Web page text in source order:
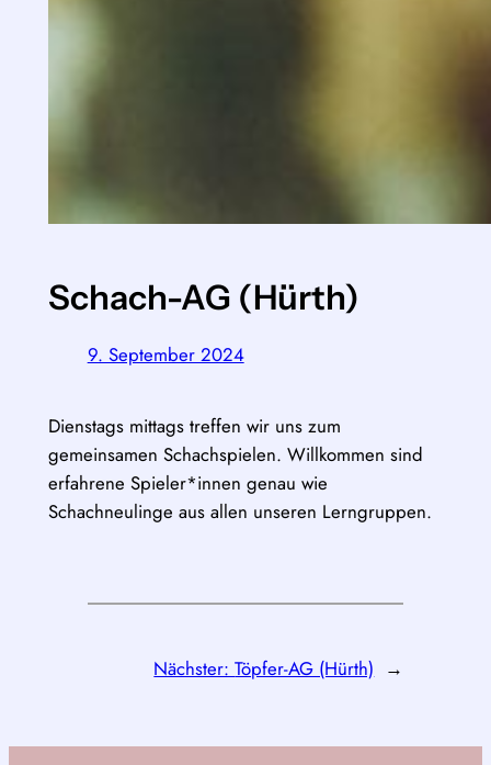
Schach-AG (Hürth)
9. September 2024
Dienstags mittags treffen wir uns zum
gemeinsamen Schachspielen. Willkommen sind
erfahrene Spieler*innen genau wie
Schachneulinge aus allen unseren Lerngruppen.
Nächster:Töpfer-AG (Hürth) →